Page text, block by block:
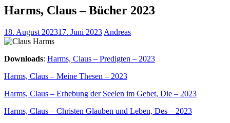
Harms, Claus – Bücher 2023
18. August 202317. Juni 2023 Andreas
Downloads: Harms, Claus – Predigten – 2023
Harms, Claus – Meine Thesen – 2023
Harms, Claus – Erhebung der Seelen im Gebet, Die – 2023
Harms, Claus – Christen Glauben und Leben, Des – 2023